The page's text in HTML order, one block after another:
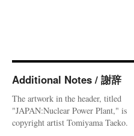
Additional Notes / 謝辞
The artwork in the header, titled
"JAPAN:Nuclear Power Plant," is
copyright artist Tomiyama Taeko.